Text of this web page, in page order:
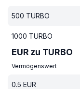
500 TURBO
1000 TURBO
EUR zu TURBO
Vermögenswert
0.5 EUR